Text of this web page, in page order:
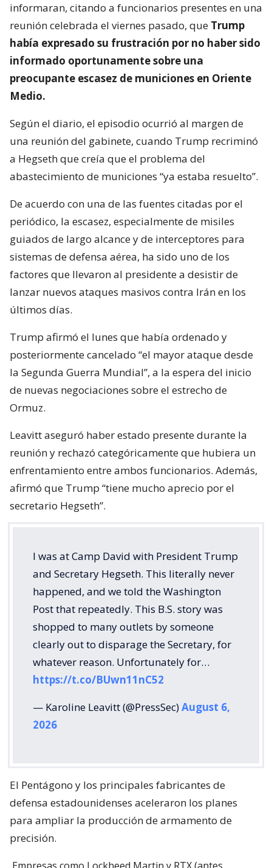
informaran, citando a funcionarios presentes en una
reunión celebrada el viernes pasado, que Trump
había expresado su frustración por no haber sido
informado oportunamente sobre una
preocupante escasez de municiones en Oriente
Medio.
Según el diario, el episodio ocurrió al margen de
una reunión del gabinete, cuando Trump recriminó
a Hegseth que creía que el problema del
abastecimiento de municiones “ya estaba resuelto”.
De acuerdo con una de las fuentes citadas por el
periódico, la escasez, especialmente de misiles
guiados de largo alcance y de interceptores para
sistemas de defensa aérea, ha sido uno de los
factores que llevaron al presidente a desistir de
lanzar nuevos ataques masivos contra Irán en los
últimos días.
Trump afirmó el lunes que había ordenado y
posteriormente cancelado “el mayor ataque desde
la Segunda Guerra Mundial”, a la espera del inicio
de nuevas negociaciones sobre el estrecho de
Ormuz.
Leavitt aseguró haber estado presente durante la
reunión y rechazó categóricamente que hubiera un
enfrentamiento entre ambos funcionarios. Además,
afirmó que Trump “tiene mucho aprecio por el
secretario Hegseth”.
I was at Camp David with President Trump
and Secretary Hegseth. This literally never
happened, and we told the Washington
Post that repeatedly. This B.S. story was
shopped to many outlets by someone
clearly out to disparage the Secretary, for
whatever reason. Unfortunately for…
https://t.co/BUwn11nC52
— Karoline Leavitt (@PressSec)August 6,
2026
El Pentágono y los principales fabricantes de
defensa estadounidenses aceleraron los planes
para ampliar la producción de armamento de
precisión.